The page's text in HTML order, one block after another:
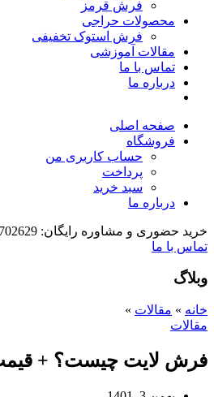
فرش قرمز
محصولات حراجی
فرش استوک تخفیفی
مقالات آموزشی
تماس با ما
درباره ما
صفحه اصلی
فروشگاه
حساب کاربری من
پرداخت
سبد خرید
درباره ما
خرید حضوری و مشاوره رایگان: 54702629_031
تماس با ما
وبلاگ
خانه » مقالات »
مقالات
فرش لایت چیست؟ +